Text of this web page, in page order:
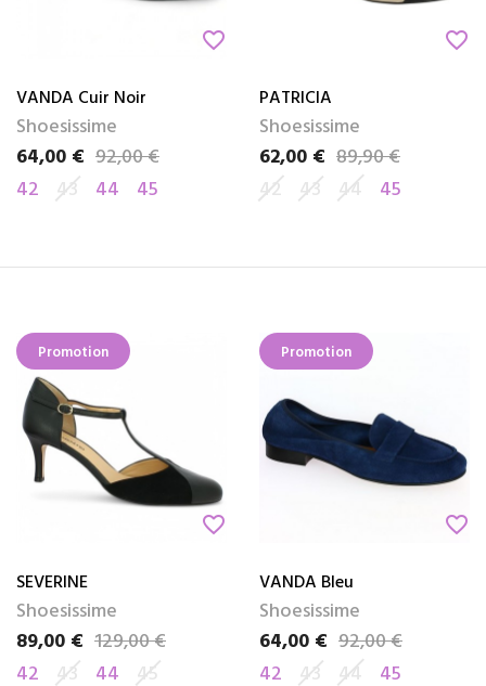
favorite_border
VANDA Cuir Noir
Shoesissime
Prix
64,00 €
Prix de base92,00 €
42 43 44 45
favorite_border
PATRICIA
Shoesissime
Prix
62,00 €
Prix de base89,90 €
42 43 44 45
Promotion
favorite_border
SEVERINE
Shoesissime
Prix
89,00 €
Prix de base129,00 €
42 43 44 45
Promotion
favorite_border
VANDA Bleu
Shoesissime
Prix
64,00 €
Prix de base92,00 €
42 43 44 45